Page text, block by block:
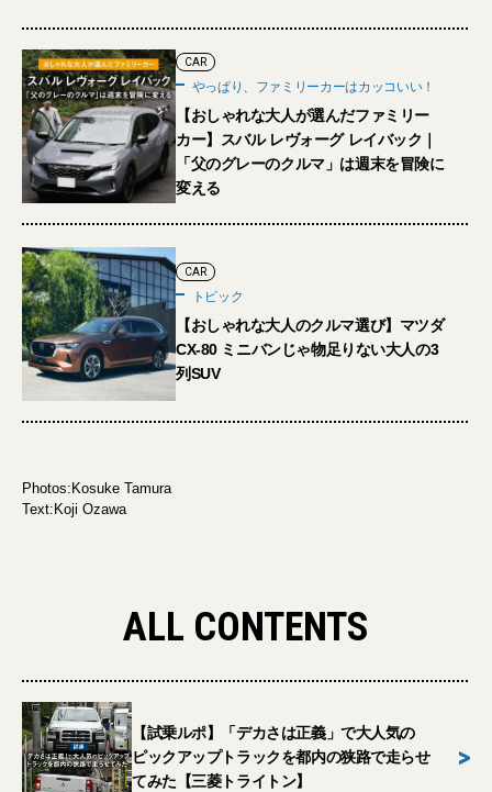
CAR
やっぱり、ファミリーカーはカッコいい！
【おしゃれな大人が選んだファミリー
カー】スバル レヴォーグ レイバック｜
「父のグレーのクルマ」は週末を冒険に
変える
CAR
トピック
【おしゃれな大人のクルマ選び】マツダ
CX-80 ミニバンじゃ物足りない大人の3
列SUV
Photos:Kosuke Tamura
Text:Koji Ozawa
ALL CONTENTS
【試乗ルポ】「デカさは正義」で大人気の
ピックアップトラックを都内の狭路で走らせ
てみた【三菱トライトン】
>